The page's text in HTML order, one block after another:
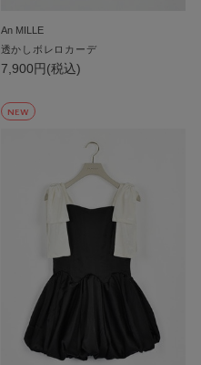
An MILLE
透かしボレロカーデ
7,900円(税込)
NEW